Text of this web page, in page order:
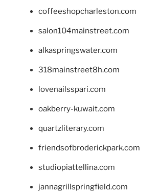
coffeeshopcharleston.com
salon104mainstreet.com
alkaspringswater.com
318mainstreet8h.com
lovenailsspari.com
oakberry-kuwait.com
quartzliterary.com
friendsofbroderickpark.com
studiopiattellina.com
jannagrillspringfield.com